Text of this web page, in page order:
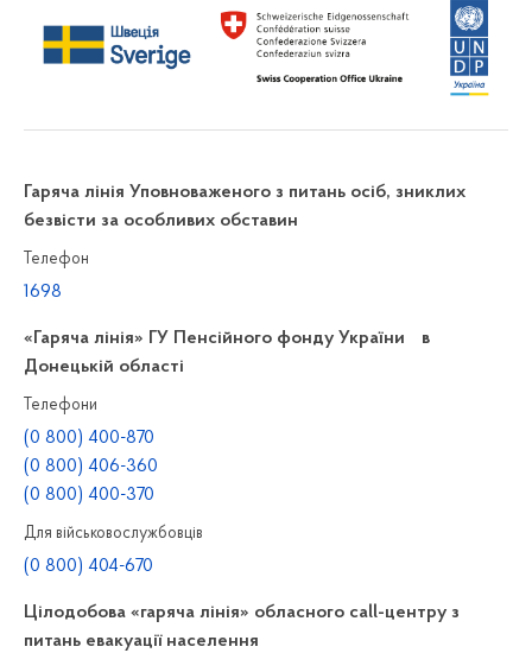
Гаряча лінія Уповноваженого з питань осіб, зниклих
безвісти за особливих обставин
Телефон
1698
«Гаряча лінія» ГУ Пенсійного фонду України в
Донецькій області
Телефони
(0 800) 400-870
(0 800) 406-360
(0 800) 400-370
Для військовослужбовців
(0 800) 404-670
Цілодобова «гаряча лінія» обласного call-центру з
питань евакуації населення